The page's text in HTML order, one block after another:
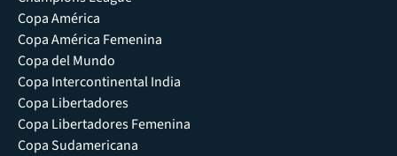
Copa América
Copa América Femenina
Copa del Mundo
Copa Intercontinental India
Copa Libertadores
Copa Libertadores Femenina
Copa Sudamericana